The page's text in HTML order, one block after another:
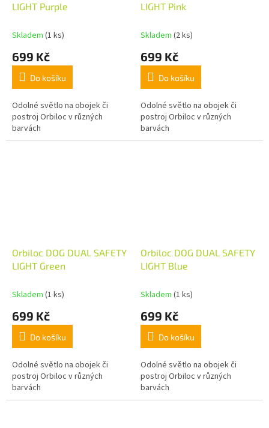
LIGHT Purple
Skladem (1 ks)
699 Kč
Do košíku
Odolné světlo na obojek či
postroj Orbiloc v různých
barvách
LIGHT Pink
Skladem (2 ks)
699 Kč
Do košíku
Odolné světlo na obojek či
postroj Orbiloc v různých
barvách
Orbiloc DOG DUAL SAFETY
LIGHT Green
Skladem (1 ks)
699 Kč
Do košíku
Odolné světlo na obojek či
postroj Orbiloc v různých
barvách
Orbiloc DOG DUAL SAFETY
LIGHT Blue
Skladem (1 ks)
699 Kč
Do košíku
Odolné světlo na obojek či
postroj Orbiloc v různých
barvách